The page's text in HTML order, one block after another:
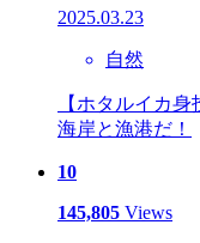
2025.03.23
自然
【ホタルイカ
海岸と漁港だ！
10
145,805 Views